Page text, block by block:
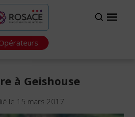
à Geishouse
le 15 mars 2017